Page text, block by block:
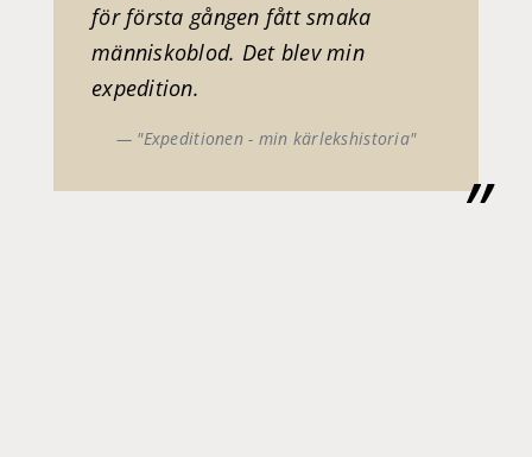
för första gången fått smaka
människoblod. Det blevmin
expedition.
"Expeditionen - min kärlekshistoria"